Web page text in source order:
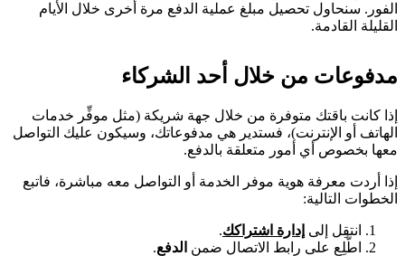
الفور. سنحاول تحصيل مبلغ عملية الدفع مرة أخرى خلال الأيام
القليلة القادمة.
مدفوعات من خلال أحد الشركاء
إذا كانت باقتك متوفرة من خلال جهة شريكة (مثل موفِّر خدمات
الهاتف أو الإنترنت)، فستدير هي مدفوعاتك، وسيكون عليك التواصل
معها بخصوص أي أمور متعلقة بالدفع.
إذا أردت معرفة هوية موفر الخدمة أو التواصل معه مباشرة، فاتبع
الخطوات التالية:
انتقِل إلى إدارة اشتراكك.
اطَّلِع على رابط الاتصال ضمن الدفع.